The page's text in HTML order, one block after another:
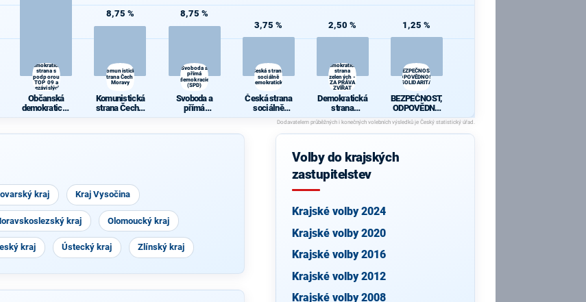
demokratická
strana s
podporou
TOP 09 a
nezávislých
starostů
Občanská
demokratická
09 a
8,75 %
Komunistická
strana Čech a
Moravy
Komunistická
strana Čech a
8,75 %
Svoboda a
přímá
demokracie
(SPD)
Svoboda a
přímá
demokracie
3,75 %
Česká strana
sociálně
demokratická
Česká strana
sociálně
demokratická
2,50 %
Demokratická
strana
zelených -
ZA PRÁVA
ZVÍŘAT
Demokratická
strana
zelených - ZA
PRÁVA
ZVÍŘAT
1,25 %
BEZPEČNOST,
ODPOVĚDNOST,
SOLIDARITA
BEZPEČNOST,
ODPOVĚDNO
ST,
SOLIDARITA
kraj Kraj Vysočina
kraj Olomoucký kraj
kraj Ústecký kraj Zlínský kraj
Volby do krajských
zastupitelstev
Krajské volby 2024
Krajské volby 2020
Krajské volby 2016
Krajské volby 2012
Krajské volby 2008